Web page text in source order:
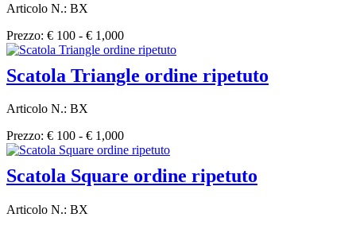
Articolo N.: BX
Prezzo: € 100 - € 1,000
Scatola Triangle ordine ripetuto
Articolo N.: BX
Prezzo: € 100 - € 1,000
Scatola Square ordine ripetuto
Articolo N.: BX